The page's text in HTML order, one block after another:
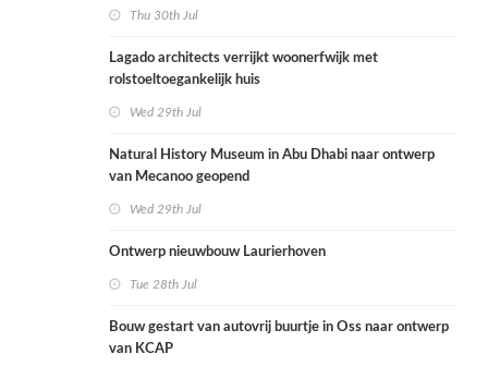
Thu 30th Jul
Lagado architects verrijkt woonerfwijk met
rolstoeltoegankelijk huis
Wed 29th Jul
Natural History Museum in Abu Dhabi naar ontwerp
van Mecanoo geopend
Wed 29th Jul
Ontwerp nieuwbouw Laurierhoven
Tue 28th Jul
Bouw gestart van autovrij buurtje in Oss naar ontwerp
van KCAP